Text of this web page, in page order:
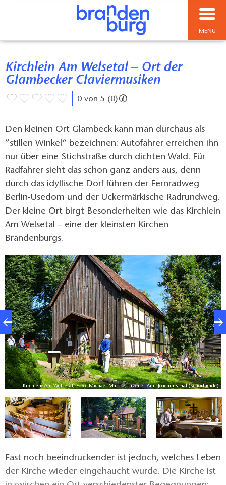
MENÜ
Kirchlein Am Welsetal – Ort der
Glambecker Claviermusiken
0 von 5 (0)
Den kleinen Ort Glambeck kann man durchaus als
”stillen Winkel“ bezeichnen: Autofahrer erreichen ihn
nur über eine Stichstraße durch dichten Wald. Für
Radfahrer sieht das schon ganz anders aus, denn
durch das idyllische Dorf führen der Fernradweg
Berlin-Usedom und der Uckermärkische Radrundweg.
Der kleine Ort birgt Besonderheiten wie das Kirchlein
Am Welsetal – eine der kleinsten Kirchen
Brandenburgs.
Kirchlein Am Welsetal, Foto: Michael Mattke, Lizenz: Amt Joachimsthal (Schorfheide)
Fast noch beeindruckender ist jedoch, welches Leben
der Kirche wieder eingehaucht wurde. Die Kirche ist